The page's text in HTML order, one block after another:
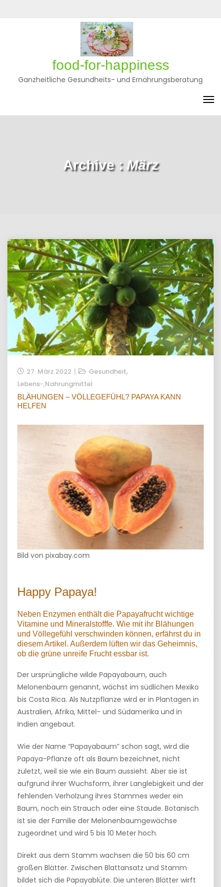
to
Privatsphäre-
Einstellungen
ändern
Historie
der
Privatsphäre-
Einstellungen
Einwilligungen
widerrufen
food-for-happiness
Ganzheitliche Gesundheits- und Ernährungsberatung
Archive : März
27. März 2022 Gesundheit,
Lebens-,Nahrungmittel
BLÄHUNGEN – VÖLLEGEFÜHL? PAPAYA KANN
HELFEN
Bild von pixabay.com
Happy Papaya!
Neben Enzymen enthält die Papayafrucht wichtige
Vitamine und Mineralstofffe. Wie mit ihr Blähungen
und Völlegefühl verschwinden können, erfährst du in
diesem Artikel. Außerdem lüften wir das Geheimnis,
ob die grüne unreife Frucht essbar ist.
Der ursprüngliche wilde Papayabaum, auch
Melonenbaum genannt, wächst im südlichen Mexiko
bis Costa Rica. Als Nutzpflanze wird er in Plantagen in
Australien, Afrika, Mittel- und Südamerika und in
Indien angebaut.
Wie der Name “Papayabaum” schon sagt, wird die
Papaya-Pflanze oft als Baum bezeichnet, nicht
zuletzt, weil sie wie ein Baum aussieht. Aber sie ist
aufgrund ihrer Wuchsform, ihrer Langlebigkeit und der
fehlenden Verholzung ihres Stammes weder ein
Baum, noch ein Strauch oder eine Staude. Botanisch
ist sie der Familie der Melonenbaumgewächse
zugeordnet und wird 5 bis 10 Meter hoch.
Direkt aus dem Stamm wachsen die 50 bis 60 cm
großen Blätter. Zwischen Blattansatz und Stamm
bildet sich die Papayablüte. Die unteren Blätter wirft